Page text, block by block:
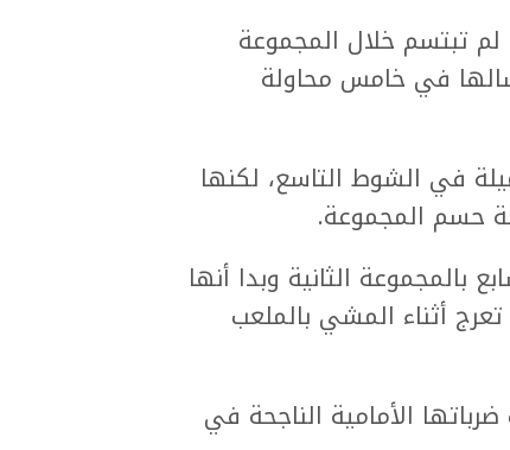
تبتسم خلال المجموعة
في خامس محاولة
في الشوط التاسع، لكنها
حسم المجموعة.
بالمجموعة الثانية وبدا أنها
أثناء المشي بالملعب
الأمامية الناجحة في